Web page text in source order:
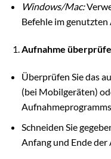
Windows/Mac:
Befehle im
Aufnahme
Überprüfen Sie das
(bei Mobilgeräten)
Schneiden Sie
Anfang und Ende der